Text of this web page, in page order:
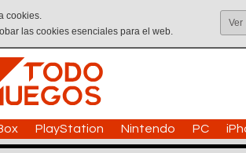
cookies.
las cookies esenciales para el web.
Ver
PlayStation Nintendo PC